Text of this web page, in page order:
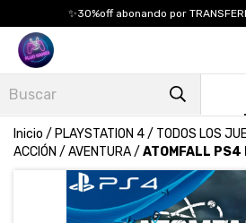
✨30%off abonando por
Inicio / PLAYSTATION 4/ TODOS LOS
ACCIÓN / AVENTURA/ ATOMFALL PS4